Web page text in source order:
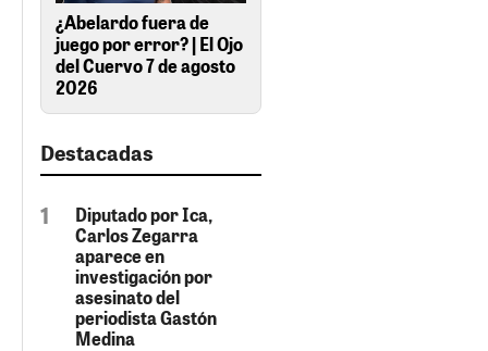
¿Abelardo fuera de
juego por error? | El Ojo
del Cuervo 7 de agosto
2026
Destacadas
Diputado por Ica,
Carlos Zegarra
aparece en
investigación por
asesinato del
periodista Gastón
Medina